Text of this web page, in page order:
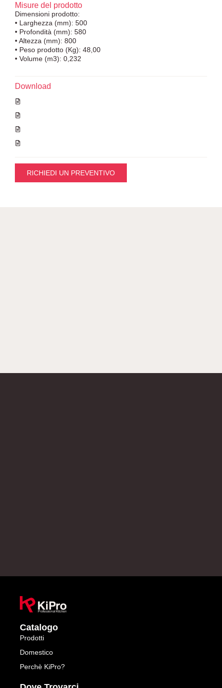
Dimensioni prodotto:
• Larghezza (mm): 500
• Profondità (mm): 580
• Altezza (mm): 800
• Peso prodotto (Kg): 48,00
• Volume (m3): 0,232
Misure del prodotto
Download
RICHIEDI UN PREVENTIVO
Catalogo
Prodotti
Domestico
Perchè KiPro?